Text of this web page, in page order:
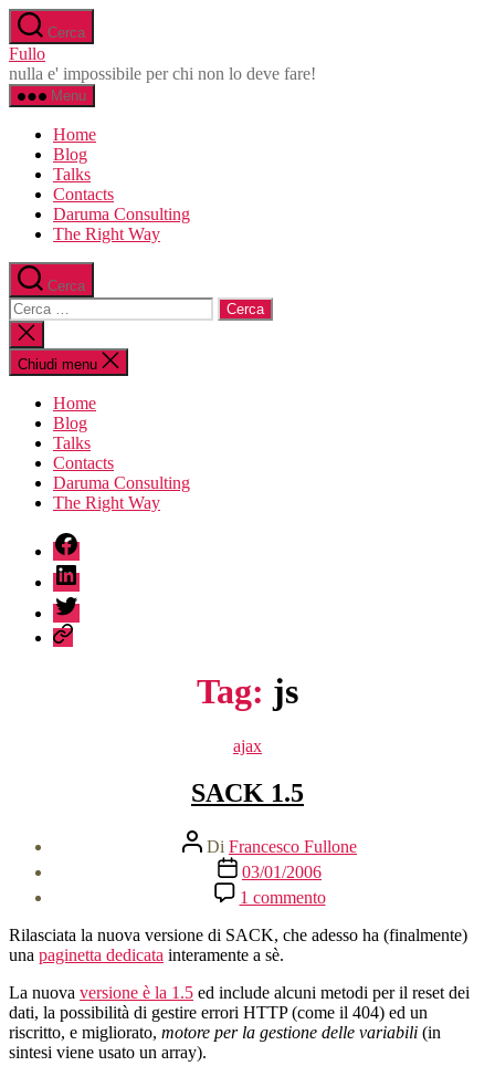
Salta
al
contenuto
Cerca
Fullo
nulla e' impossibile per chi non lo deve fare!
Menu
Home
Blog
Talks
Contacts
Daruma Consulting
The Right Way
Cerca
Cerca:
Chiudi
la
ricerca
Chiudi menu
Home
Blog
Talks
Contacts
Daruma Consulting
The Right Way
fb
linkedin
twitter
sessionize
Tag: js
Categorie
ajax
SACK 1.5
Autore
articolo
Di Francesco Fullone
Data
dell'articolo
03/01/2006
1 commentosu
SACK
1.5
Rilasciata la nuova versione di SACK, che adesso ha (finalmente)
una paginetta dedicata interamente a sè.
La nuova versione è la 1.5 ed include alcuni metodi per il reset dei
dati, la possibilità di gestire errori HTTP (come il 404) ed un
riscritto, e migliorato, motore per la gestione delle variabili (in
sintesi viene usato un array).